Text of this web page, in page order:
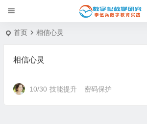
首页 相信心灵
相信心灵
10/30 技能提升 密码保护